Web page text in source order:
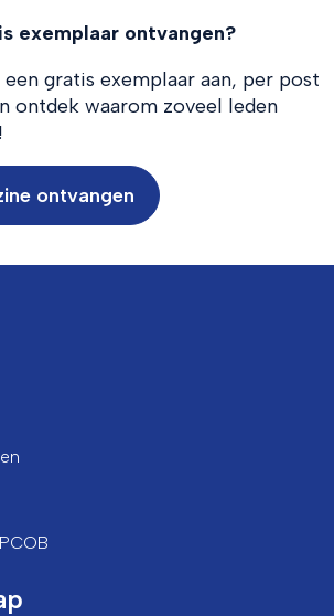
exemplaar ontvangen?
gratis exemplaar aan, per post
ontdek waarom zoveel leden
ontvangen